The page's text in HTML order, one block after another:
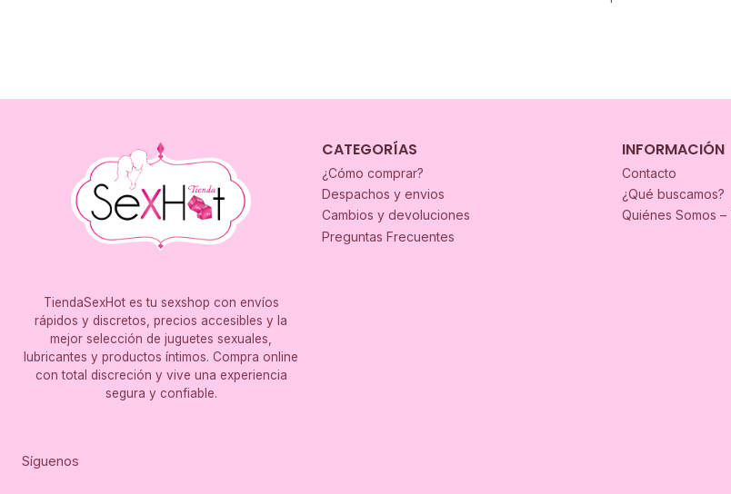
TiendaSexHot es tu sexshop con envíos
rápidos y discretos, precios accesibles y la
mejor selección de juguetes sexuales,
lubricantes y productos íntimos. Compra online
con total discreción y vive una experiencia
segura y confiable.
Síguenos
CATEGORÍAS
¿Cómo comprar?
Despachos y envios
Cambios y devoluciones
Preguntas Frecuentes
INFORMACIÓN
Contacto
¿Qué buscamos?
Quiénes Somos